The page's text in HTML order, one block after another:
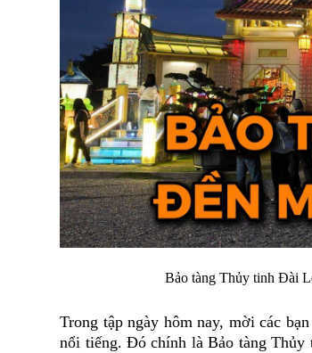
Bảo tàng Thủy tinh Đài
Trong tập ngày hôm nay, mời các
nổi tiếng. Đó chính là Bảo tàng